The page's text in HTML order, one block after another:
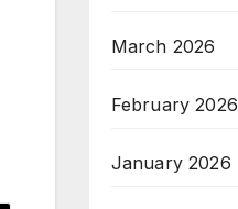
March 2026
February 2026
January 2026